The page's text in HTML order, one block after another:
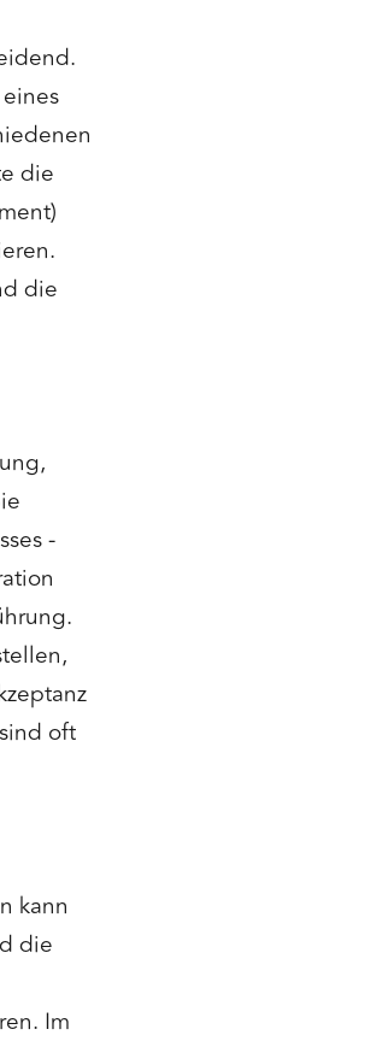
die
die
-
oft
kann
die
Im